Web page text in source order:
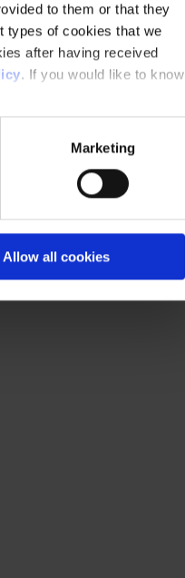
to them or that they
types of cookies that we
after having received
. If you would like to know
Marketing
Allow all cookies